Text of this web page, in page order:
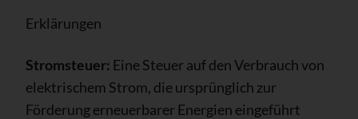
Erklärungen
Stromsteuer: Eine Steuer auf den Verbrauch von
elektrischem Strom, die ursprünglich zur
Förderung erneuerbarer Energien eingeführt